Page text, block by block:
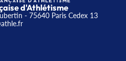
d'Athlétisme
- 75640 Paris Cedex 13